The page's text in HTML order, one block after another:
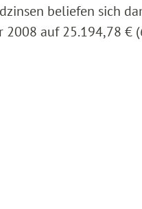
beliefen sich
auf 25.194,78 €